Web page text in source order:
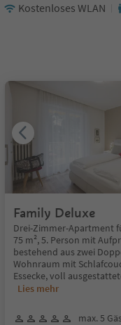
Kostenloses WLAN
Family Deluxe
Drei-Zimmer-Apartment
75 m², 5. Person mit
bestehend aus zwei
Wohnraum mit
Essecke, voll
Lies mehr
max. 5